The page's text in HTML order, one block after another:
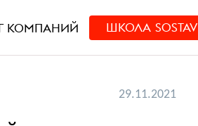
КОМПАНИЙ ШКОЛА SOSTAV
29.11.2021